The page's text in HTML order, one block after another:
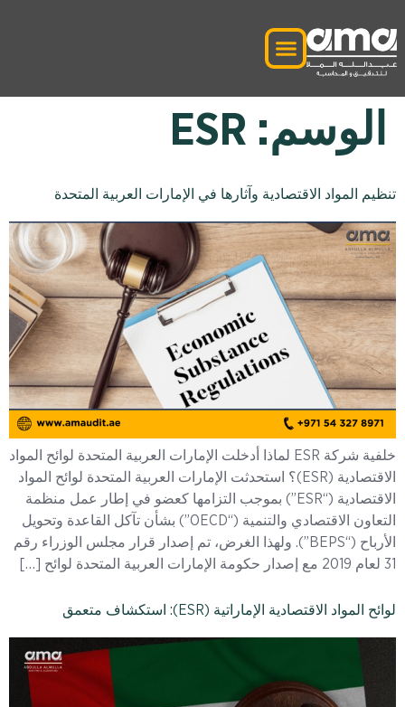
الوسم: ESR
تنظيم المواد الاقتصادية وآثارها في الإمارات العربية المتحدة
خلفية شركة ESR لماذا أدخلت الإمارات العربية المتحدة لوائح المواد
الاقتصادية (ESR)؟ استحدثت الإمارات العربية المتحدة لوائح المواد
الاقتصادية (“ESR”) بموجب التزامها كعضو في إطار عمل منظمة
التعاون الاقتصادي والتنمية (“OECD”) بشأن تآكل القاعدة وتحويل
الأرباح (“BEPS”). ولهذا الغرض، تم إصدار قرار مجلس الوزراء رقم
31 لعام 2019 مع إصدار حكومة الإمارات العربية المتحدة لوائح […]
لوائح المواد الاقتصادية الإماراتية (ESR): استكشاف متعمق